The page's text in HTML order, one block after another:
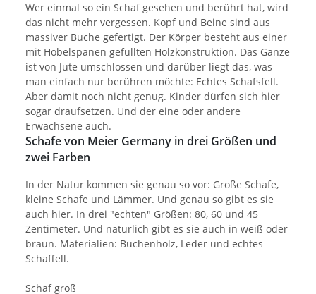
Wer einmal so ein Schaf gesehen und berührt hat, wird
das nicht mehr vergessen. Kopf und Beine sind aus
massiver Buche gefertigt. Der Körper besteht aus einer
mit Hobelspänen gefüllten Holzkonstruktion. Das Ganze
ist von Jute umschlossen und darüber liegt das, was
man einfach nur berühren möchte: Echtes Schafsfell.
Aber damit noch nicht genug. Kinder dürfen sich hier
sogar draufsetzen. Und der eine oder andere
Erwachsene auch.
Schafe von Meier Germany in drei Größen und
zwei Farben
In der Natur kommen sie genau so vor: Große Schafe,
kleine Schafe und Lämmer. Und genau so gibt es sie
auch hier. In drei "echten" Größen: 80, 60 und 45
Zentimeter. Und natürlich gibt es sie auch in weiß oder
braun. Materialien: Buchenholz, Leder und echtes
Schaffell.
Schaf groß